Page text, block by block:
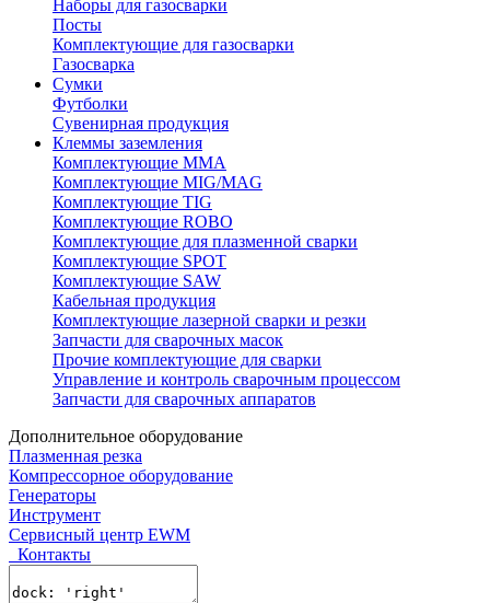
Наборы для газосварки
Посты
Комплектующие для газосварки
Газосварка
Сумки
Футболки
Сувенирная продукция
Клеммы заземления
Комплектующие ММА
Комплектующие MIG/MAG
Комплектующие TIG
Комплектующие ROBO
Комплектующие для плазменной сварки
Комплектующие SPOT
Комплектующие SAW
Кабельная продукция
Комплектующие лазерной сварки и резки
Запчасти для сварочных масок
Прочие комплектующие для сварки
Управление и контроль сварочным процессом
Запчасти для сварочных аппаратов
Дополнительное оборудование
Плазменная резка
Компрессорное оборудование
Генераторы
Инструмент
Сервисный центр EWM
Контакты